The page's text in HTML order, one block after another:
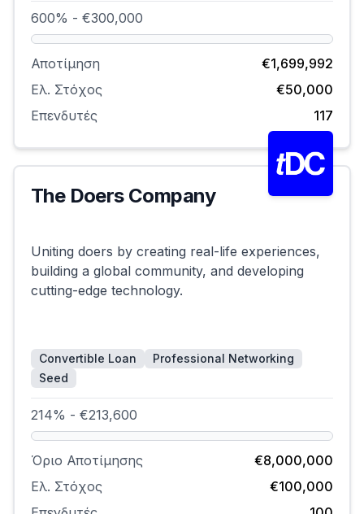
600% - €300,000
Αποτίμηση
€1,699,992
Ελ. Στόχος
€50,000
Επενδυτές
117
Επιτυχημένη
The Doers Company
Uniting doers by creating real-life experiences,
building a global community, and developing
cutting-edge technology.
Convertible Loan
Professional Networking
Seed
214% - €213,600
Όριο Αποτίμησης
€8,000,000
Ελ. Στόχος
€100,000